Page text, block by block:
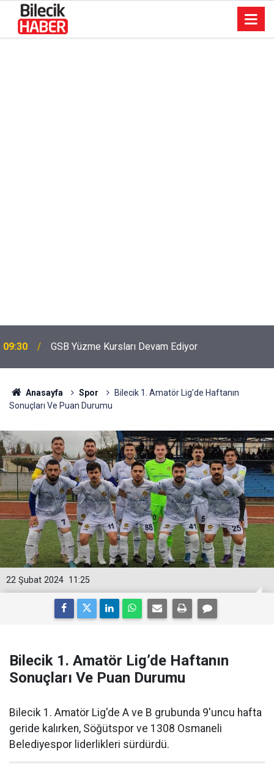
09:30 GSB Yüzme Kursları Devam Ediyor
Anasayfa Spor
Bilecik 1. Amatör Lig’de Haftanın
Sonuçları Ve Puan Durumu
11:25
22 Şubat 2024
Bilecik 1. Amatör Lig’de Haftanın
Sonuçları Ve Puan Durumu
Bilecik 1. Amatör Lig'de A ve B grubunda 9'uncu hafta
geride kalırken, Söğütspor ve 1308 Osmaneli
Belediyespor liderlikleri sürdürdü.